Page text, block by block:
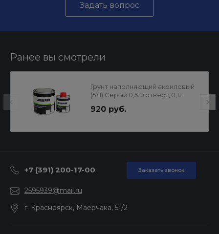
Задать вопрос
Ранее вы смотрели
Грунт наполняющий акриловый
(5+1) Серый 0,5л+отверд 0,1л
920 руб.
+7 (391) 200-17-00 Заказать звонок
2595939@mail.ru
г. Красноярск, Маерчака, 51/2